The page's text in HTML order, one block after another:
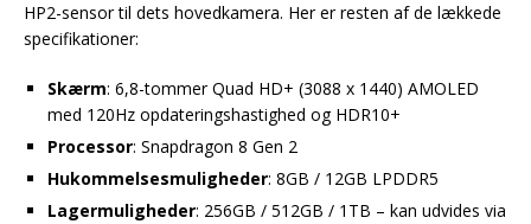
HP2-sensor til dets hovedkamera. Her er resten af de lækkede
specifikationer:
Skærm: 6,8-tommer Quad HD+ (3088 x 1440) AMOLED
med 120Hz opdateringshastighed og HDR10+
Processor: Snapdragon 8 Gen 2
Hukommelsesmuligheder: 8GB / 12GB LPDDR5
Lagermuligheder: 256GB / 512GB / 1TB – kan udvides via